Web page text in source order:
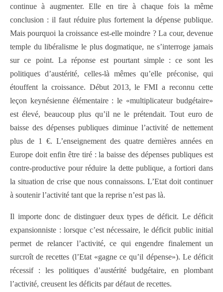
continue à augmenter. Elle en tire à chaque fois la même
conclusion : il faut réduire plus fortement la dépense publique.
Mais pourquoi la croissance est-elle moindre ? La cour, devenue
temple du libéralisme le plus dogmatique, ne s’interroge jamais
sur ce point. La réponse est pourtant simple : ce sont les
politiques d’austérité, celles-là mêmes qu’elle préconise, qui
étouffent la croissance. Début 2013, le FMI a reconnu cette
leçon keynésienne élémentaire : le «multiplicateur budgétaire»
est élevé, beaucoup plus qu’il ne le prétendait. Tout euro de
baisse des dépenses publiques diminue l’activité de nettement
plus de 1 €. L’enseignement des quatre dernières années en
Europe doit enfin être tiré : la baisse des dépenses publiques est
contre-productive pour réduire la dette publique, a fortiori dans
la situation de crise que nous connaissons. L’Etat doit continuer
à soutenir l’activité tant que la reprise n’est pas là.
Il importe donc de distinguer deux types de déficit. Le déficit
expansionniste : lorsque c’est nécessaire, le déficit public initial
permet de relancer l’activité, ce qui engendre finalement un
surcroît de recettes (l’Etat «gagne ce qu’il dépense»). Le déficit
récessif : les politiques d’austérité budgétaire, en plombant
l’activité, creusent les déficits par défaut de recettes.